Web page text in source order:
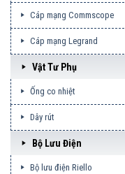
Cáp mạng Commscope
Cáp mạng Legrand
Vật Tư Phụ
Ống co nhiệt
Dây rút
Bộ Lưu Điện
Bộ lưu điện Riello